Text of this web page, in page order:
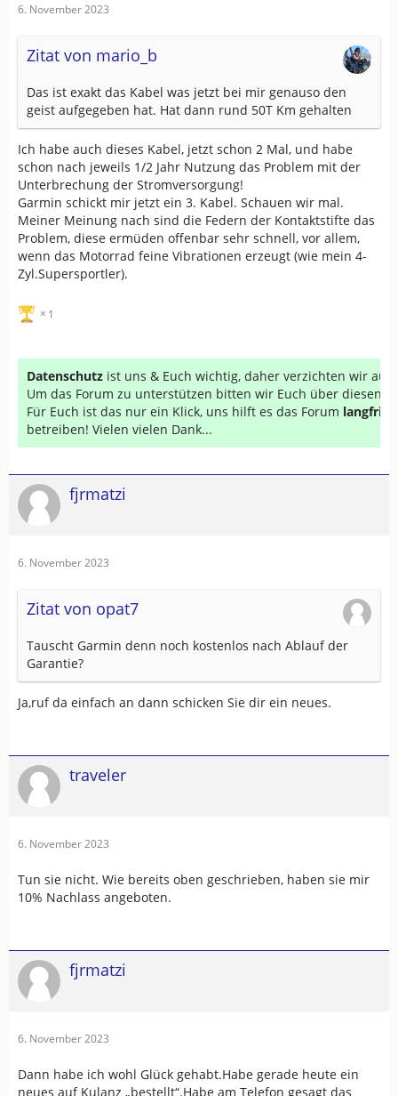
6. November 2023
Zitat von mario_b
Das ist exakt das Kabel was jetzt bei mir genauso den
geist aufgegeben hat. Hat dann rund 50T Km gehalten
Ich habe auch dieses Kabel, jetzt schon 2 Mal, und habe
schon nach jeweils 1/2 Jahr Nutzung das Problem mit der
Unterbrechung der Stromversorgung!
Garmin schickt mir jetzt ein 3. Kabel. Schauen wir mal.
Meiner Meinung nach sind die Federn der Kontaktstifte das
Problem, diese ermüden offenbar sehr schnell, vor allem,
wenn das Motorrad feine Vibrationen erzeugt (wie mein 4-
Zyl.Supersportler).
1
Datenschutz ist uns & Euch wichtig, daher verzichten wir auf
Um das Forum zu unterstützen bitten wir Euch über diesen
Für Euch ist das nur ein Klick, uns hilft es das Forum
betreiben! Vielen vielen Dank...
fjrmatzi
6. November 2023
Zitat von opat7
Tauscht Garmin denn noch kostenlos nach Ablauf der
Garantie?
Ja,ruf da einfach an dann schicken Sie dir ein neues.
traveler
6. November 2023
Tun sie nicht. Wie bereits oben geschrieben, haben sie mir
10% Nachlass angeboten.
fjrmatzi
6. November 2023
Dann habe ich wohl Glück gehabt.Habe gerade heute ein
neues auf Kulanz „bestellt“.Habe am Telefon gesagt das